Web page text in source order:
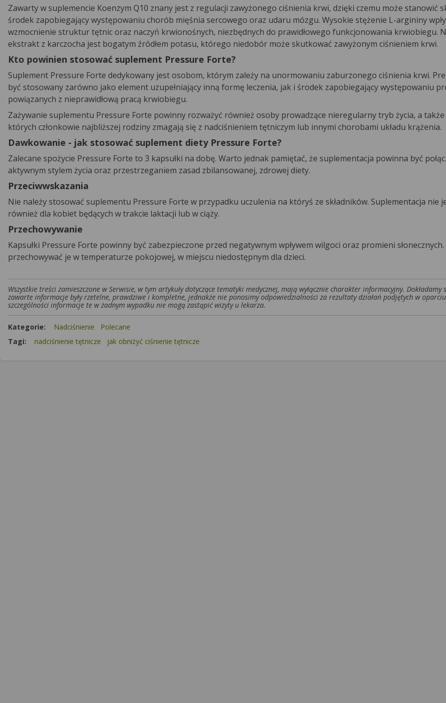
Zawarty w suplemencie Koenzym Q10 znany jest z regulacji zawyżonego ciśnienia krwi, dzięki czemu może stanowić
środek zapobiegający występowaniu chorób mięśnia sercowego oraz udaru mózgu. Wysokie stężenie L-argininy
wzmocnienie struktur tętnic oraz naczyń krwionośnych, niezbędnych do prawidłowego funkcjonowania krwiobiegu.
ekstrakt z karczocha jest bogatym źródłem potasu, którego niedobór może skutkować zawyżonym ciśnieniem krwi.
Kto powinien stosować suplement Pressure Forte?
Suplement Pressure Forte dedykowany jest osobom, którym zależy na unormowaniu zaburzonego ciśnienia krwi.
być stosowany zarówno jako element uzupełniający inną formę leczenia, jak i środek zapobiegający występowaniu
powiązanych z nieprawidłową pracą krwiobiegu.
Zażywanie suplementu Pressure Forte powinny rozważyć również osoby prowadzące nieregularny tryb życia, a
których członkowie najbliższej rodziny zmagają się z nadciśnieniem tętniczym lub innymi chorobami układu krążenia.
Dawkowanie - jak stosować suplement diety Pressure Forte?
Zalecane spożycie Pressure Forte to 3 kapsułki na dobę. Warto jednak pamiętać, że suplementacja powinna być
aktywnym stylem życia oraz przestrzeganiem zasad zbilansowanej, zdrowej diety.
Przeciwwskazania
Nie należy stosować suplementu Pressure Forte w przypadku uczulenia na któryś ze składników. Suplementacja nie
również dla kobiet będących w trakcie laktacji lub w ciąży.
Przechowywanie
Kapsułki Pressure Forte powinny być zabezpieczone przed negatywnym wpływem wilgoci oraz promieni
przechowywać je w temperaturze pokojowej, w miejscu niedostępnym dla dzieci.
Wszystkie treści zamieszczone w Serwisie, w tym artykuły dotyczące tematyki medycznej, mają wyłącznie charakter informacyjny. Dokładamy
zawarte informacje były rzetelne, prawdziwe i kompletne, jednakże nie ponosimy odpowiedzialności za rezultaty działań podjętych w
szczególności informacje te w żadnym wypadku nie mogą zastąpić wizyty u lekarza.
Kategorie: Nadciśnienie
Polecane
Tagi:
nadciśnienie tętnicze jak obniżyć ciśnienie tętnicze